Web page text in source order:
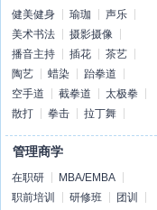
健美健身 瑜珈
声乐
美术书法
摄影摄像
播音主持
插花
茶艺
陶艺
蜡染
跆拳道
空手道
截拳道
太极拳
散打
拳击 拉丁舞
管理商学
在职研
MBA/EMBA
职前培训
研修班
团训